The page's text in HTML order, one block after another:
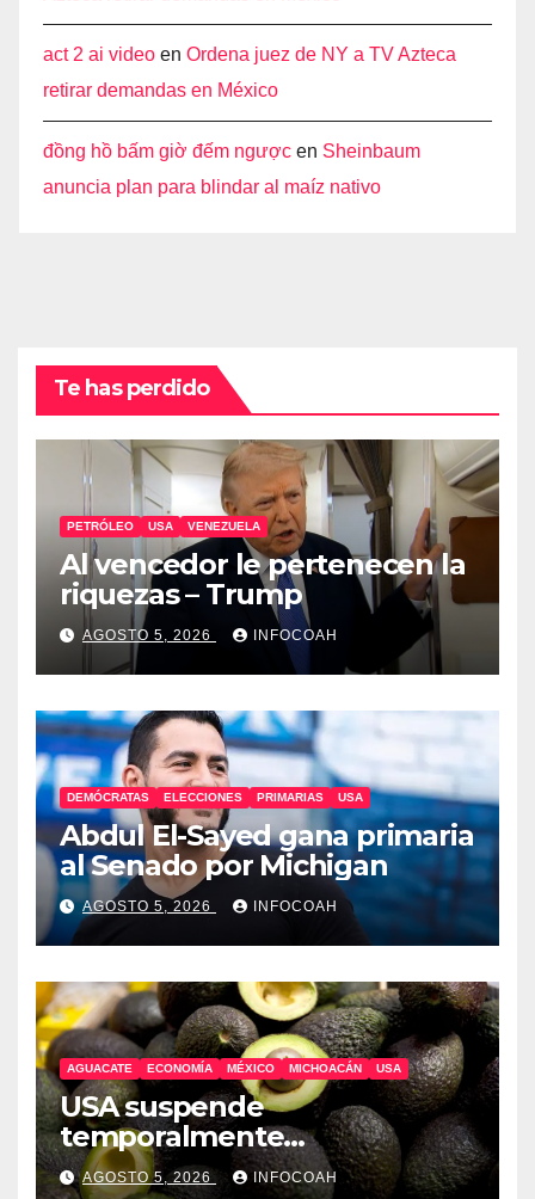
act 2 ai video en Ordena juez de NY a TV Azteca
retirar demandas en México
đồng hồ bấm giờ đếm ngược en Sheinbaum
anuncia plan para blindar al maíz nativo
Te has perdido
PETRÓLEO USA VENEZUELA
Al vencedor le pertenecen la
riquezas – Trump
AGOSTO 5, 2026 INFOCOAH
DEMÓCRATAS ELECCIONES PRIMARIAS USA
Abdul El-Sayed gana primaria
al Senado por Michigan
AGOSTO 5, 2026 INFOCOAH
AGUACATE ECONOMÍA MÉXICO MICHOACÁN USA
USA suspende
temporalmente
exportaciones de aguacate
AGOSTO 5, 2026 INFOCOAH